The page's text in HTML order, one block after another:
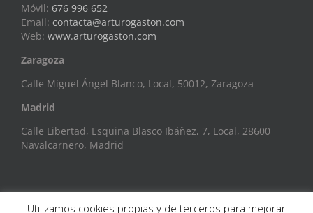
Móvil: 676 996 652
Email: contacta@arturogaston.com
Web: www.arturogaston.com
Zaragoza
Calle Miguel Ángel Blanco, Local, 50012, Zaragoza
Madrid
Calle Libertad, Esquina Blasco Ibáñez, 7, Local, 28600
Navalcarnero, Madrid
Utilizamos cookies propias y de terceros para mejorar